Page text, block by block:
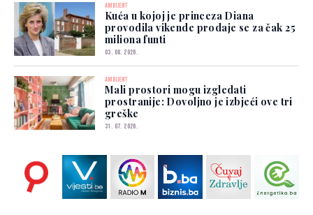
AMBIJENT
Kuća u kojoj je princeza Diana
provodila vikende prodaje se za čak 25
miliona funti
03. 08. 2026.
AMBIJENT
Mali prostori mogu izgledati
prostranije: Dovoljno je izbjeći ove tri
greške
31. 07. 2026.